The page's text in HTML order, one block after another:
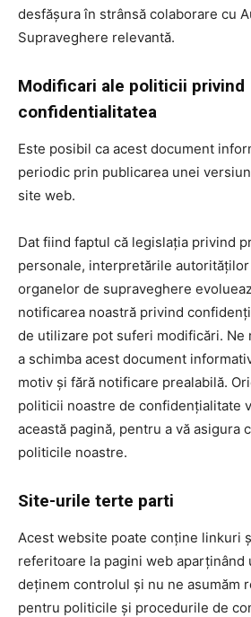
desfășura în strânsă colaborare cu
Supraveghere relevantă.
Modificari ale politicii privind
confidentialitatea
Este posibil ca acest document
periodic prin publicarea unei
site web.
Dat fiind faptul că legislația privind
personale, interpretările
organelor de supraveghere
notificarea noastră privind
de utilizare pot suferi modificări. Ne
a schimba acest document
motiv și fără notificare prealabilă.
politicii noastre de confidențialitate
această pagină, pentru a vă asigura
politicile noastre.
Site-urile terte parti
Acest website poate conține linkuri
referitoare la pagini web aparținând
deținem controlul și nu ne asumăm
pentru politicile și procedurile de